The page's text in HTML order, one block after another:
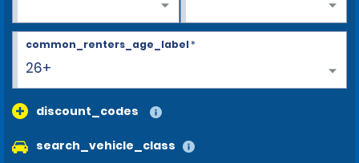
26+
common_renters_age_label*
discount_codes
search_vehicle_class